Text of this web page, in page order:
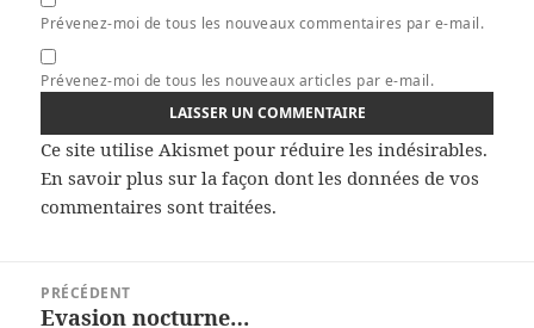
Prévenez-moi de tous les nouveaux commentaires par e-mail.
Prévenez-moi de tous les nouveaux articles par e-mail.
Ce site utilise Akismet pour réduire les indésirables.
En savoir plus sur la façon dont les données de vos
commentaires sont traitées.
PRÉCÉDENT
Article
Evasion nocturne…